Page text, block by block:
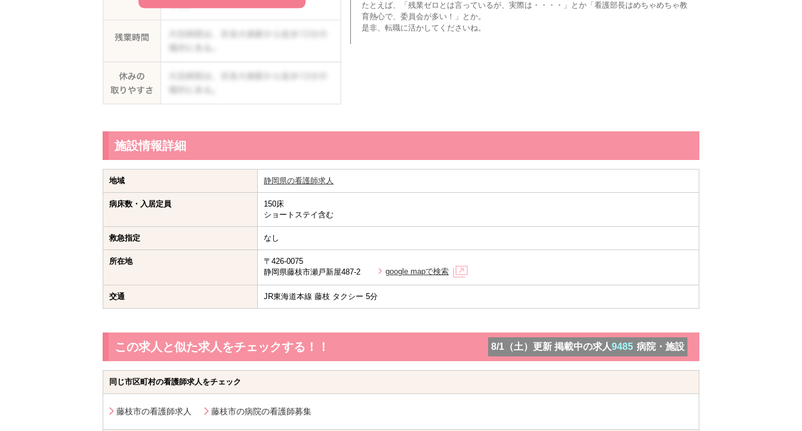
たとえば、「残業ゼロとは言っているが、実際は・・・・」とか「看護部長はめちゃめちゃ教
育熱心で、委員会が多い！」とか。
是非、転職に活かしてくださいね。
施設情報詳細
地域 静岡県の看護師求人
病床数・入居定員
150床
ショートステイ含む
救急指定 なし
所在地
〒426-0075
静岡県藤枝市瀬戸新屋487-2
google mapで検索
交通 JR東海道本線 藤枝 タクシー 5分
この求人と似た求人をチェックする！！ 8/1（土）更新 掲載中の求人9485 病院・施設
同じ市区町村の看護師求人をチェック
藤枝市の看護師求人 藤枝市の病院の看護師募集